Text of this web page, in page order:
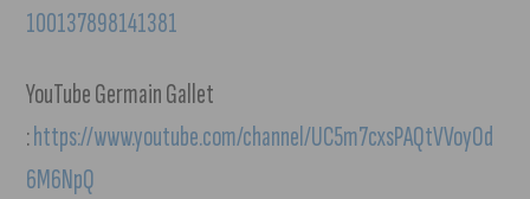
100137898141381
YouTube Germain Gallet
:https://www.youtube.com/channel/UC5m7cxsPAQtVVoyOd
6M6NpQ